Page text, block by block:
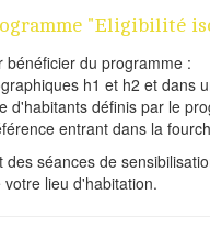
"Eligibilité
bénéficier du programme :
h1 et h2 et dans
d'habitants définis par le
entrant dans la
séances de
lieu d'habitation.